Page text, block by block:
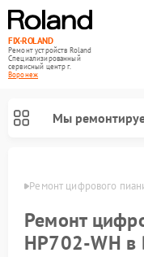
FIX-ROLAND
Ремонт устройств Roland
Специализированный
cервисный центр г.
Воронеж
Мы
Ремонт цифрового
Ремонт
HP702-WH